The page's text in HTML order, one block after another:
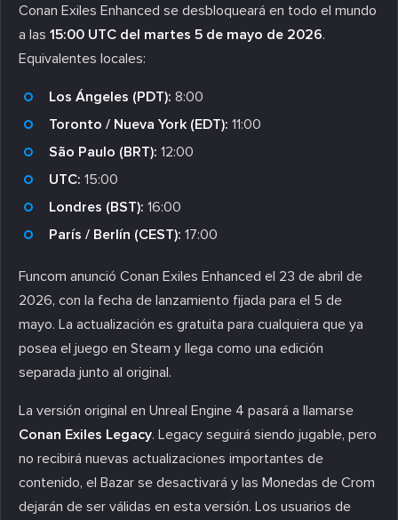
Conan Exiles Enhanced se desbloqueará en todo el mundo
a las 15:00 UTC del martes 5 de mayo de 2026.
Equivalentes locales:
Los Ángeles (PDT): 8:00
Toronto / Nueva York (EDT): 11:00
São Paulo (BRT): 12:00
UTC: 15:00
Londres (BST): 16:00
París / Berlín (CEST): 17:00
Funcom anunció Conan Exiles Enhanced el 23 de abril de
2026, con la fecha de lanzamiento fijada para el 5 de
mayo. La actualización es gratuita para cualquiera que ya
posea el juego en Steam y llega como una edición
separada junto al original.
La versión original en Unreal Engine 4 pasará a llamarse
Conan Exiles Legacy. Legacy seguirá siendo jugable, pero
no recibirá nuevas actualizaciones importantes de
contenido, el Bazar se desactivará y las Monedas de Crom
dejarán de ser válidas en esta versión. Los usuarios de